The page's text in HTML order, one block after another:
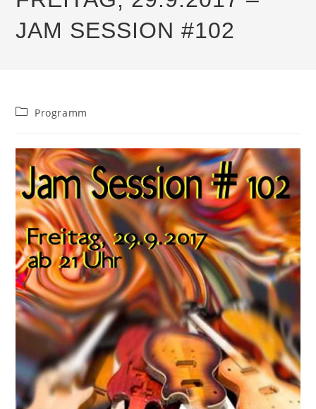
JAM SESSION #102
Beitrags-
Programm